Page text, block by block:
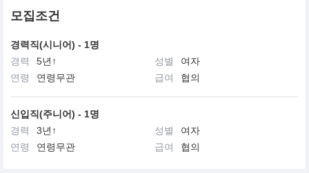
모집조건
경력직(시니어) - 1명
경력
5년↑ 성별
여자
연령
연령무관 급여 협의
신입직(주니어) - 1명
경력
3년↑ 성별
여자
연령
연령무관 급여 협의